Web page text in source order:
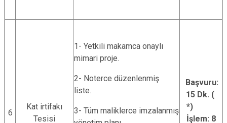
6
Kat irtifakı
Tesisi
1- Yetkili makamca onaylı
mimari proje.
2- Noterce düzenlenmiş
liste.
3- Tüm maliklerce imzalanmış
Başvuru:
15 Dk. (
*)
İşlem: 8